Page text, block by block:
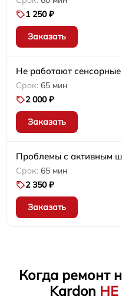
1 250 ₽
Заказать
Не работают
65 мин
2 000 ₽
Заказать
Проблемы с активным
65 мин
2 350 ₽
Заказать
Когда ремонт
Kardon НЕ